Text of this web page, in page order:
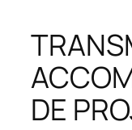
DE